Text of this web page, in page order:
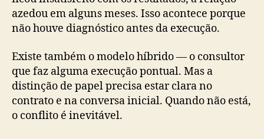
azedou em alguns meses. Isso acontece porque
não houve diagnóstico antes da execução.
Existe também o modelo híbrido — o consultor
que faz alguma execução pontual. Mas a
distinção de papel precisa estar clara no
contrato e na conversa inicial. Quando não está,
o conflito é inevitável.